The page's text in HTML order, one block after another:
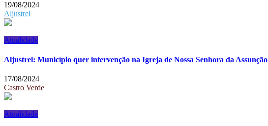
19/08/2024
Aljustrel
Atualidade
Aljustrel: Município quer intervenção na Igreja de Nossa Senhora da Assunção
17/08/2024
Castro Verde
Atualidade